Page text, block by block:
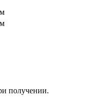
получении.